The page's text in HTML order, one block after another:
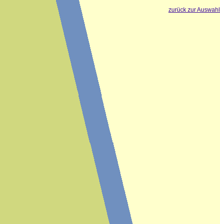
zurück zur Auswahl